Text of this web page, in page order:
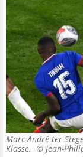
Marc-André ter
Klasse. © Jean-